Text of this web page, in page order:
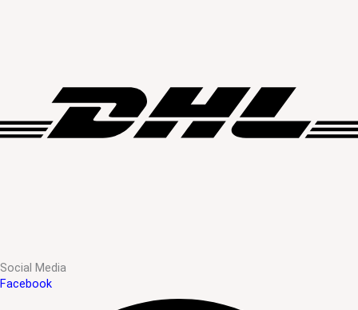
Social Media
Facebook